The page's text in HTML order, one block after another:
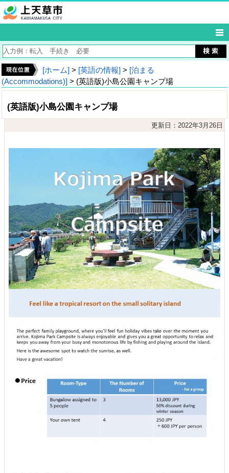
[ホーム] > [英語の情報] > [泊まる
(Accommodations)] > (英語版)小島公園キャンプ場
(英語版)小島公園キャンプ場
更新日：2022年3月26日